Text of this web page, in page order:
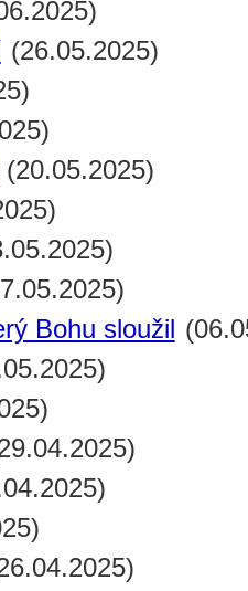
(26.05.2025)
(20.05.2025)
Bohu sloužil